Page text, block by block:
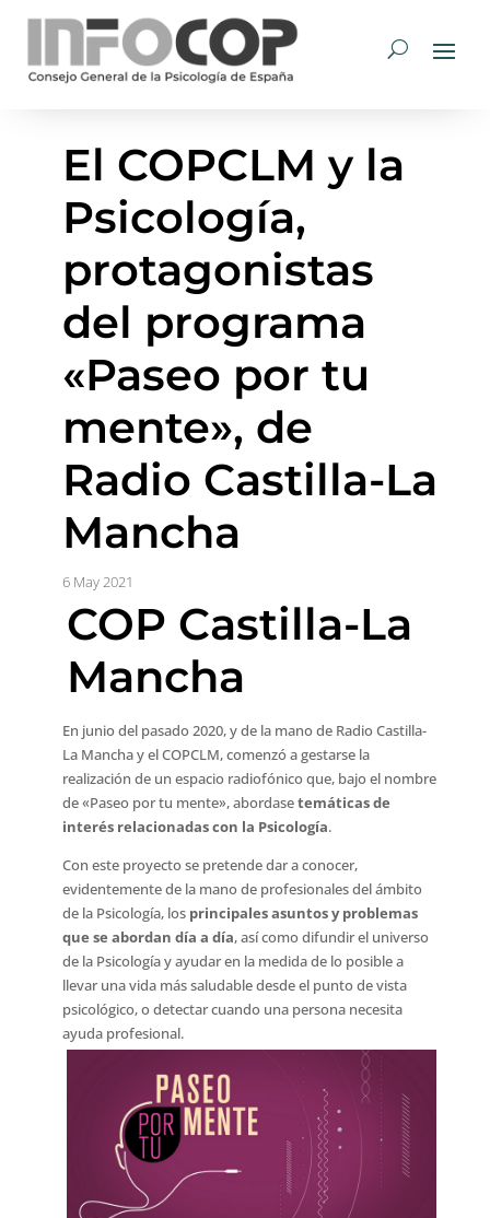
El COPCLM y la
Psicología,
protagonistas
del programa
«Paseo por tu
mente», de
Radio Castilla-La
Mancha
6 May 2021
COP Castilla-La
Mancha
En junio del pasado 2020, y de la mano de Radio Castilla-
La Mancha y el COPCLM, comenzó a gestarse la
realización de un espacio radiofónico que, bajo el nombre
de «Paseo por tu mente», abordasetemáticas de
interés relacionadas con la Psicología.
Con este proyecto se pretende dar a conocer,
evidentemente de la mano de profesionales del ámbito
de la Psicología, los principales asuntos y problemas
que se abordan día a día, así como difundir el universo
de la Psicología y ayudar en la medida de lo posible a
llevar una vida más saludable desde el punto de vista
psicológico, o detectar cuando una persona necesita
ayuda profesional.